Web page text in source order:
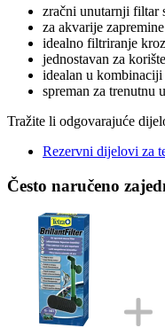
zračni unutarnji filtar
za akvarije
idealno filtriranje
jednostavan za
idealan u
spreman za trenutnu
Tražite li odgovarajuće
Rezervni dijelovi za
Često naručeno